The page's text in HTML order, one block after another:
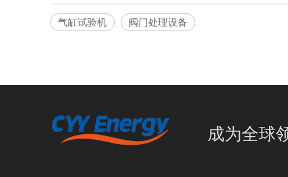
气缸试验机 阀门处理设备
成为全球